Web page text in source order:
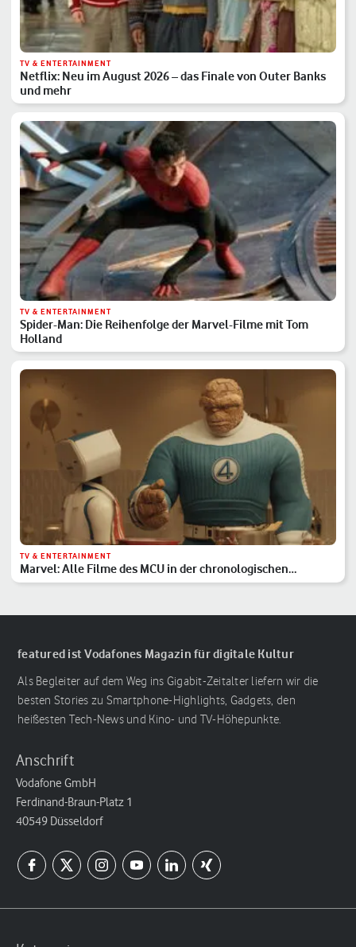
TV & ENTERTAINMENT
Netflix: Neu im August 2026 – das Finale von Outer Banks
und mehr
TV & ENTERTAINMENT
Spider-Man: Die Reihenfolge der Marvel-Filme mit Tom
Holland
TV & ENTERTAINMENT
Marvel: Alle Filme des MCU in der chronologischen
Reihenfolge
featured ist Vodafones Magazin für digitale Kultur
Als Begleiter auf dem Weg ins Gigabit-Zeitalter liefern wir die
besten Stories zu Smartphone-Highlights, Gadgets, den
heißesten Tech-News und Kino- und TV-Höhepunkte.
Anschrift
Vodafone GmbH
Ferdinand-Braun-Platz 1
40549 Düsseldorf